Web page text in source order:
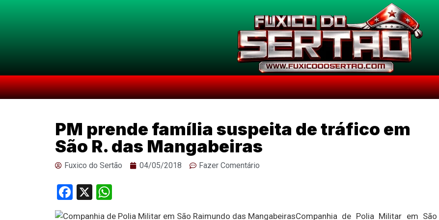
PM prende família suspeita de tráfico em
São R. das Mangabeiras
Fuxico do Sertão 04/05/2018 Fazer Comentário
Facebook
X
Companhia de Polia Militar em São